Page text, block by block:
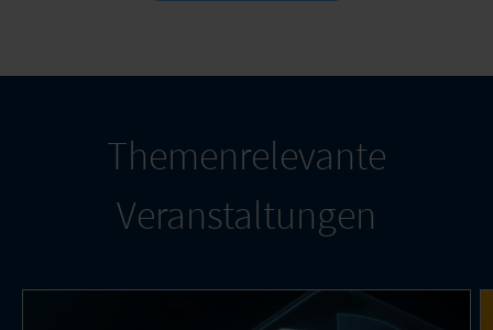
Themenrelevante
Veranstaltungen